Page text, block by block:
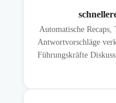
Automatische Recaps,
Antwortvorschläge
Führungskräfte